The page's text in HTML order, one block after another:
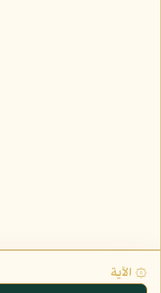
۞ الآية